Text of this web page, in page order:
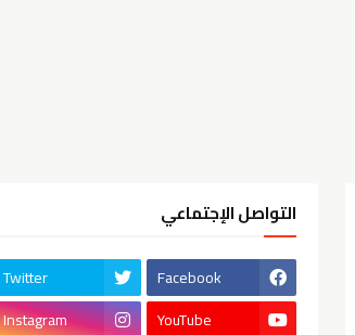
التواصل الإجتماعي
Facebook
Twitter
YouTube
Instagram